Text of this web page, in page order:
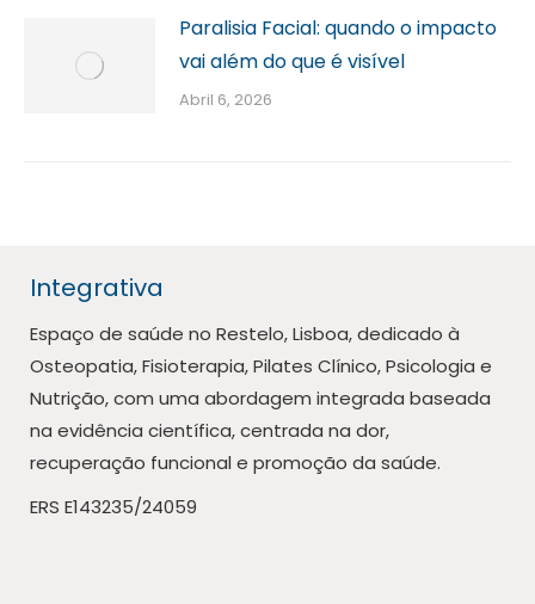
Paralisia Facial: quando o impacto
vai além do que é visível
Abril 6, 2026
Integrativa
Espaço de saúde no Restelo, Lisboa, dedicado à
Osteopatia, Fisioterapia, Pilates Clínico, Psicologia e
Nutrição, com uma abordagem integrada baseada
na evidência científica, centrada na dor,
recuperação funcional e promoção da saúde.
ERS E143235/24059